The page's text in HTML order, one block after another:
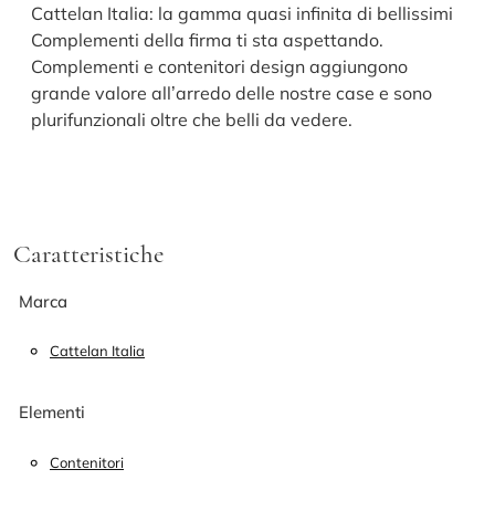
Cattelan Italia: la gamma quasi infinita di bellissimi
Complementi della firma ti sta aspettando.
Complementi e contenitori design aggiungono
grande valore all’arredo delle nostre case e sono
plurifunzionali oltre che belli da vedere.
Caratteristiche
Marca
Cattelan Italia
Elementi
Contenitori